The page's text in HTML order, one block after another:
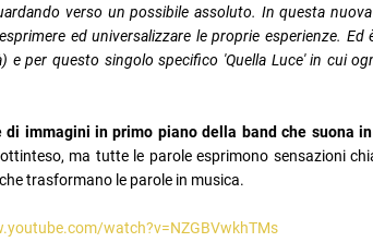
verso un possibile assoluto. In questa
ed universalizzare le proprie esperienze.
e per questo singolo specifico 'Quella Luce' in cui
immagini in primo piano della band che suona
ma tutte le parole esprimono sensazioni
trasformano le parole in musica.
watch?v=NZGBVwkhTMs